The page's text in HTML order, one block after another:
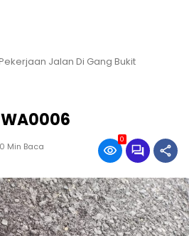
Jalan Di Gang Bukit
0 Min Baca
0